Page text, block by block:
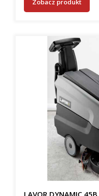
Zobacz produkt
LAVOR DYNAMIC